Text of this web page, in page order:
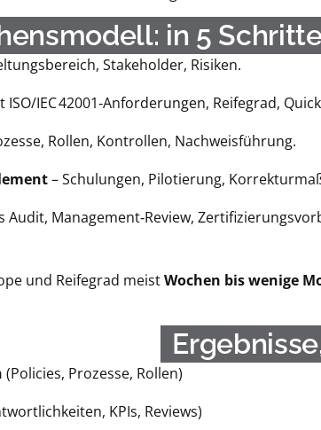
in 5
Stakeholder, Risiken.
ISO/IEC 42001‑Anforderungen, Reifegrad,
Rollen, Kontrollen, Nachweisführung.
– Schulungen, Pilotierung,
Audit, Management‑Review,
und Reifegrad meistWochen bis wenige
(Policies, Prozesse, Rollen)
KPIs, Reviews)